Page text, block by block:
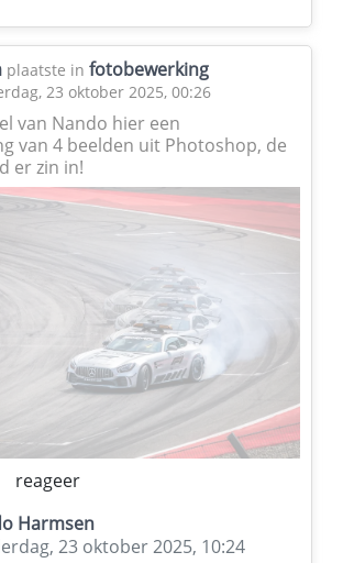
plaatste in fotobewerking
23 oktober 2025, 00:26
van Nando hier een
van 4 beelden uit Photoshop, de
er zin in!
reageer
Harmsen
23 oktober 2025, 10:24